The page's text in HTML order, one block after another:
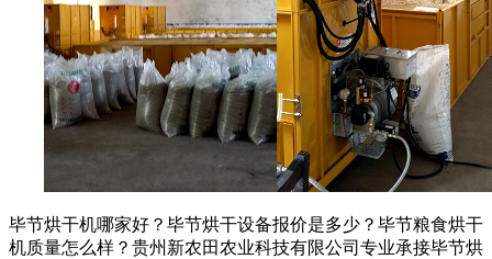
毕节烘干机哪家好？毕节烘干设备报价是多少？毕节粮食烘干
机质量怎么样？贵州新农田农业科技有限公司专业承接毕节烘